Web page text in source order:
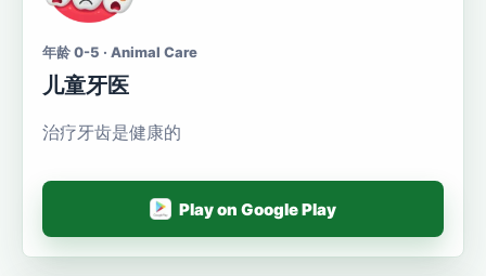
年龄 0-5 · Animal Care
儿童牙医
治疗牙齿是健康的
Play on Google Play